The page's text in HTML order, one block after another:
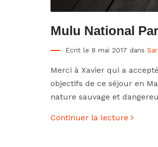
Mulu National
Ecrit le 8 mai 2017 dans
Merci à Xavier qui a
objectifs de ce séjour en
nature sauvage et
Continuer la lecture